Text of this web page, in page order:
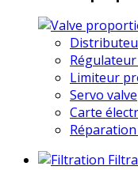
Limiteur
Servo valve
Carte